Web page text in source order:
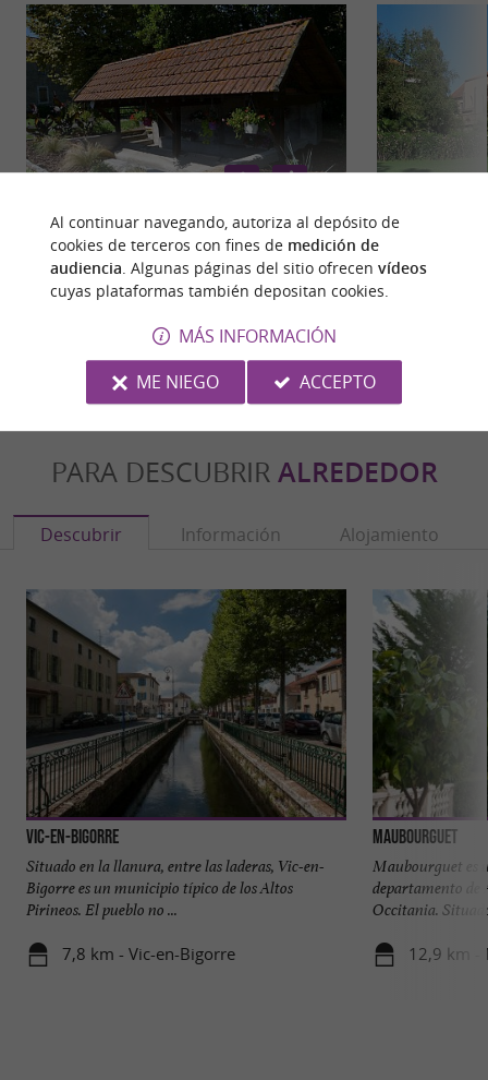
De l'Aule à l'Echéou
1,7 km - Sarriac-Bigorre
PARA DESCUBRIR ALREDEDOR
Descubrir Información Alojamiento
Vic-en-Bigorre
Situado en la llanura, entre las laderas, Vic-en-
Bigorre es un municipio típico de los Altos
Pirineos. El pueblo no ...
7,8 km - Vic-en-Bigorre
Maubourguet
Maubourguet es
departamento de
Occitania.
12,9 km -
Al continuar navegando, autoriza al depósito de
cookies de terceros con fines de medición de
audiencia . Algunas páginas del sitio ofrecen vídeos
cuyas plataformas también depositan cookies.
MÁS INFORMACIÓN
ME NIEGO
ACCEPTO